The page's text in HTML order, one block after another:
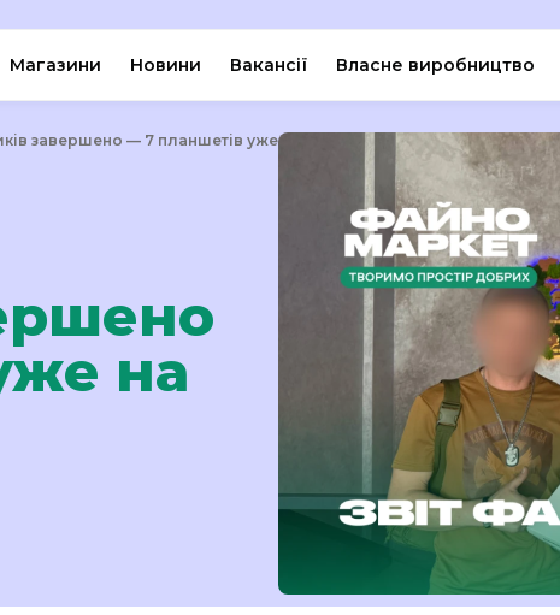
Магазини Новини Вакансії Власне виробництво
завершено — 7 планшетів уже на передовій!
на